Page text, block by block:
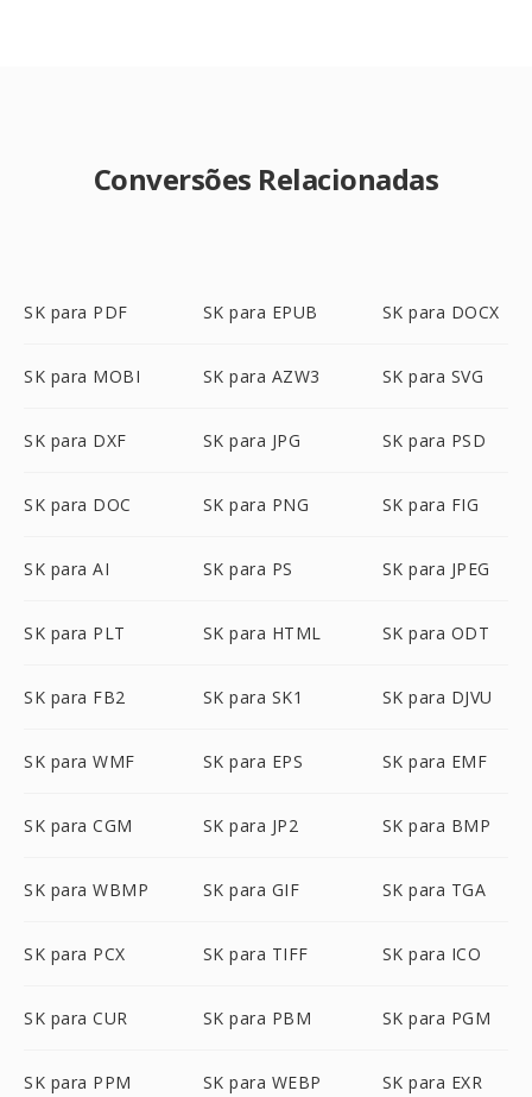
Conversões Relacionadas
SK para PDF SK para EPUB SK para DOCX
SK para MOBI SK para AZW3 SK para SVG
SK para DXF SK para JPG SK para PSD
SK para DOC SK para PNG SK para FIG
SK para AI SK para PS SK para JPEG
SK para PLT SK para HTML SK para ODT
SK para FB2 SK para SK1 SK para DJVU
SK para WMF SK para EPS SK para EMF
SK para CGM SK para JP2 SK para BMP
SK para WBMP SK para GIF SK para TGA
SK para PCX SK para TIFF SK para ICO
SK para CUR SK para PBM SK para PGM
SK para PPM SK para WEBP SK para EXR